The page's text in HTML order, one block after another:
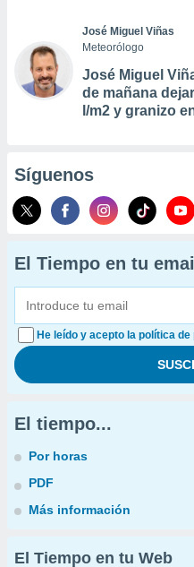
José Miguel Viñas
Meteorólogo
José Miguel
de mañana
l/m2 y granizo
Síguenos
El Tiempo en tu email
He leído y acepto la política
El tiempo...
Por horas
PDF
Más información
El Tiempo en tu Web